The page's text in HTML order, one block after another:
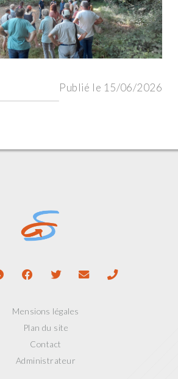
Publié le 15/06/2026
Mensions légales
Plan du site
Contact
Administrateur